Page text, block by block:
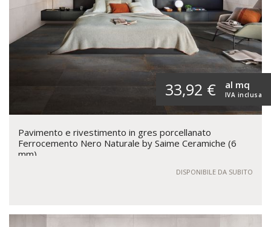
33,92 € IVA inclusa
al mq
Pavimento e rivestimento in gres porcellanato
Ferrocemento Nero Naturale by Saime Ceramiche (6
mm)
DISPONIBILE DA SUBITO